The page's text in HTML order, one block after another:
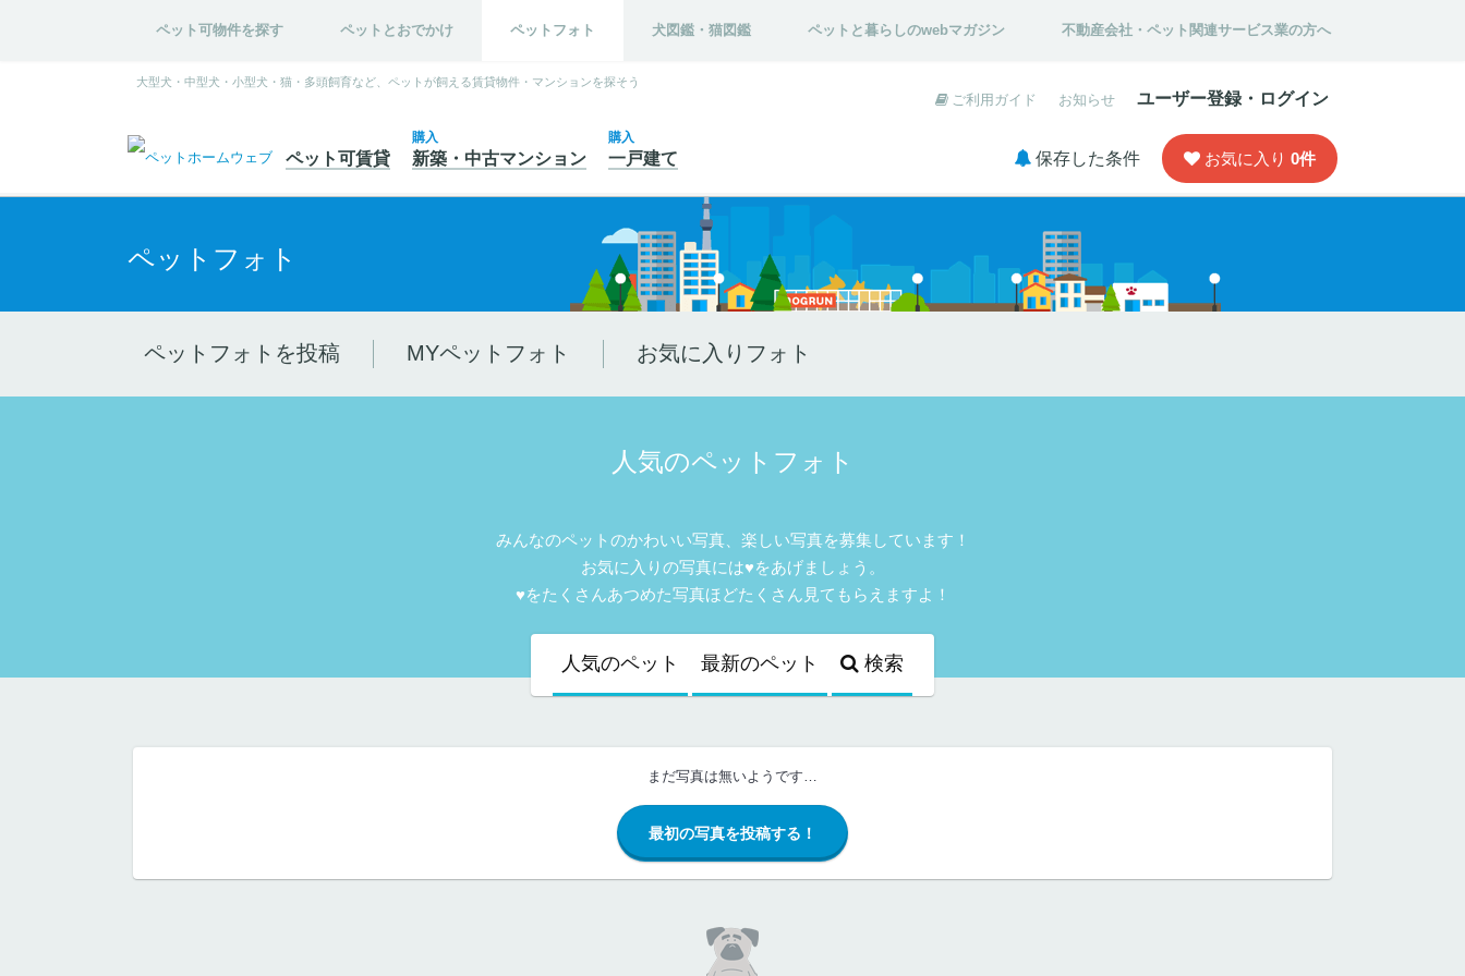
ペット可物件を探す ペットとおでかけ ペットフォト 犬図鑑・猫図鑑 ペットと暮らしのwebマガジン 不動産会社・ペット関連サービス業の方へ
大型犬・中型犬・小型犬・猫・多頭飼育など、ペットが飼える賃貸物件・マンションを探そう
ご利用ガイド お知らせ ユーザー登録・ログイン
ペット可賃貸
購入
新築・中古マンション
購入
一戸建て 保存した条件 お気に入り 0件
ペットフォト
ペットフォトを投稿 MYペットフォト お気に入りフォト
人気のペットフォト
みんなのペットのかわいい写真、楽しい写真を募集しています！
お気に入りの写真には♥をあげましょう。
♥をたくさんあつめた写真ほどたくさん見てもらえますよ！
人気のペット 最新のペット 検索
まだ写真は無いようです…
最初の写真を投稿する！